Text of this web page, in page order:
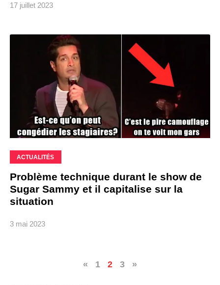
17 juillet 2023
ACTUALITÉS
Problème technique durant le show de
Sugar Sammy et il capitalise sur la
situation
3 mai 2023
« 1 2 3 »